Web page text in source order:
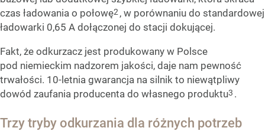
czas ładowania o połowę2 , w porównaniu do standardowej
ładowarki 0,65 A dołączonej do stacji dokującej.
Fakt, że odkurzacz jest produkowany w Polsce
pod niemieckim nadzorem jakości, daje nam pewność
trwałości. 10-letnia gwarancja na silnik to niewątpliwy
dowód zaufania producenta do własnego produktu3 .
Trzy tryby odkurzania dla różnych potrzeb